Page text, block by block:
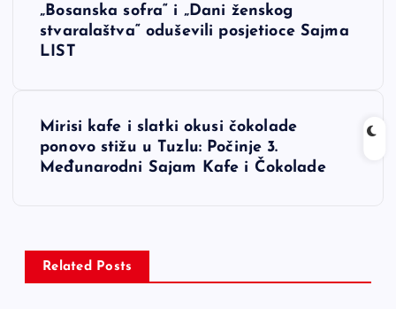
„Bosanska sofra“ i „Dani ženskog
stvaralaštva“ oduševili posjetioce Sajma
LIST
Mirisi kafe i slatki okusi čokolade
ponovo stižu u Tuzlu: Počinje 3.
Međunarodni Sajam Kafe i Čokolade
Related Posts